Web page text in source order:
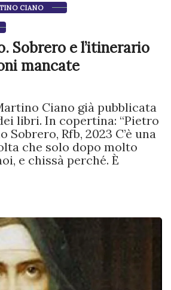
CIANO
Sobrero e l’itinerario
mancate
Ciano già pubblicata
libri. In copertina: “Pietro
Sobrero, Rfb, 2023 C’è una
che solo dopo molto
e chissà perché. È